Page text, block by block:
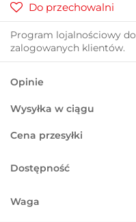
Do przechowalni
Program lojalnościowy
zalogowanych klientów.
Opinie
Wysyłka w ciągu
Cena przesyłki
Dostępność
Waga